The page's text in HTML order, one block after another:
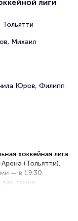
лиги
Михаил
Юров, Филипп
хоккейная лига
(Тольятти).
— в 19:30.
точно
заранее, чтобы